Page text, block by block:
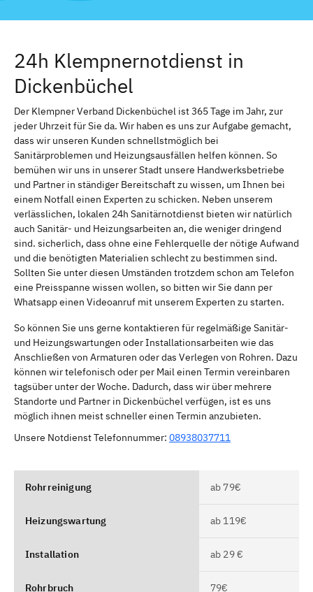
24h Klempnernotdienst in
Dickenbüchel
Der Klempner Verband Dickenbüchel ist 365 Tage im Jahr, zur
jeder Uhrzeit für Sie da. Wir haben es uns zur Aufgabe gemacht,
dass wir unseren Kunden schnellstmöglich bei
Sanitärproblemen und Heizungsausfällen helfen können. So
bemühen wir uns in unserer Stadt unsere Handwerksbetriebe
und Partner in ständiger Bereitschaft zu wissen, um Ihnen bei
einem Notfall einen Experten zu schicken. Neben unserem
verlässlichen, lokalen 24h Sanitärnotdienst bieten wir natürlich
auch Sanitär- und Heizungsarbeiten an, die weniger dringend
sind. sicherlich, dass ohne eine Fehlerquelle der nötige Aufwand
und die benötigten Materialien schlecht zu bestimmen sind.
Sollten Sie unter diesen Umständen trotzdem schon am Telefon
eine Preisspanne wissen wollen, so bitten wir Sie dann per
Whatsapp einen Videoanruf mit unserem Experten zu starten.
So können Sie uns gerne kontaktieren für regelmäßige Sanitär-
und Heizungswartungen oder Installationsarbeiten wie das
Anschließen von Armaturen oder das Verlegen von Rohren. Dazu
können wir telefonisch oder per Mail einen Termin vereinbaren
tagsüber unter der Woche. Dadurch, dass wir über mehrere
Standorte und Partner in Dickenbüchel verfügen, ist es uns
möglich ihnen meist schneller einen Termin anzubieten.
Unsere Notdienst Telefonnummer: 08938037711
Rohrreinigung ab 79€
Heizungswartung ab 119€
Installation ab 29 €
Rohrbruch 79€